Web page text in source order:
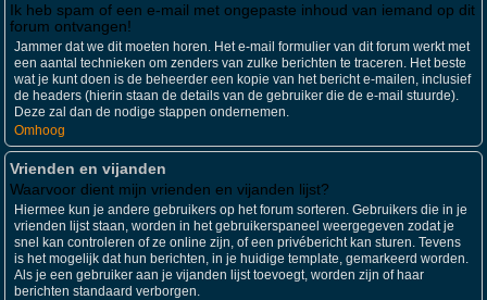
Ik heb spam of een e-mail met ongepaste inhoud van iemand op dit
forum ontvangen!
Jammer dat we dit moeten horen. Het e-mail formulier van dit forum werkt met
een aantal technieken om zenders van zulke berichten te traceren. Het beste
wat je kunt doen is de beheerder een kopie van het bericht e-mailen, inclusief
de headers (hierin staan de details van de gebruiker die de e-mail stuurde).
Deze zal dan de nodige stappen ondernemen.
Omhoog
Vrienden en vijanden
Waarvoor dient mijn vrienden en vijanden lijst?
Hiermee kun je andere gebruikers op het forum sorteren. Gebruikers die in je
vrienden lijst staan, worden in het gebruikerspaneel weergegeven zodat je
snel kan controleren of ze online zijn, of een privébericht kan sturen. Tevens
is het mogelijk dat hun berichten, in je huidige template, gemarkeerd worden.
Als je een gebruiker aan je vijanden lijst toevoegt, worden zijn of haar
berichten standaard verborgen.